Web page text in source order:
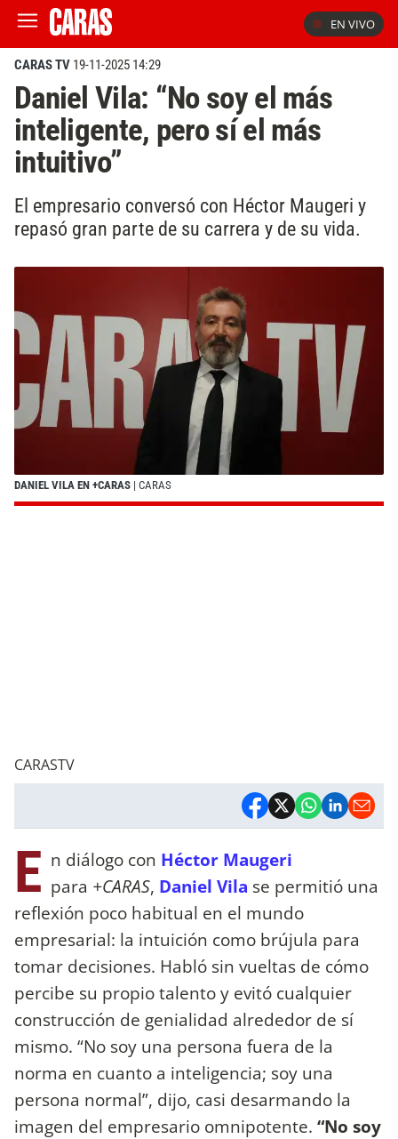
EN VIVO
CARAS TV 19-11-2025 14:29
Daniel Vila: “No soy el más
inteligente, pero sí el más
intuitivo”
El empresario conversó con Héctor Maugeri y
repasó gran parte de su carrera y de su vida.
DANIEL VILA EN +CARAS | CARAS
CARASTV
E n diálogo con Héctor Maugeri
para +CARAS, Daniel Vila se permitió una
reflexión poco habitual en el mundo
empresarial: la intuición como brújula para
tomar decisiones. Habló sin vueltas de cómo
percibe su propio talento y evitó cualquier
construcción de genialidad alrededor de sí
mismo. “No soy una persona fuera de la
norma en cuanto a inteligencia; soy una
persona normal”, dijo, casi desarmando la
imagen del empresario omnipotente. “No soy